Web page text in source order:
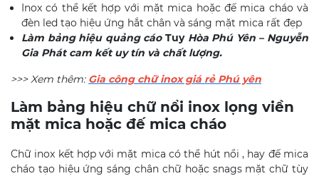
Inox có thể kết hợp với mặt mica hoặc đế mica cháo và
đèn led tạo hiệu ứng hắt chân và sáng mặt mica rất đẹp
Làm bảng hiệu quảng cáo Tuy Hòa Phú Yên – Nguyễn
Gia Phát cam kết uy tín và chất lượng.
>>> Xem thêm: Gia công chữ inox giá rẻ Phú yên
Làm bảng hiệu chữ nổi inox lọng viền
mặt mica hoặc đế mica cháo
Chữ inox kết hợp với mặt mica có thể hút nổi , hay đế mica
cháo tạo hiệu ứng sáng chân chữ hoặc snags mặt chữ tùy